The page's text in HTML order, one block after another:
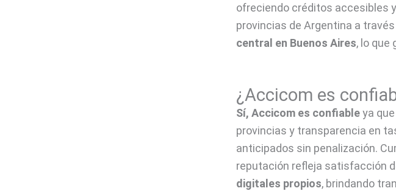
ofreciendo créditos accesibles
provincias de Argentina a
central en Buenos Aires, lo que
¿Accicom es
Sí, Accicom es confiableya
provincias y transparencia en
anticipados sin penalización.
reputación refleja satisfacción
digitales propios, brindando